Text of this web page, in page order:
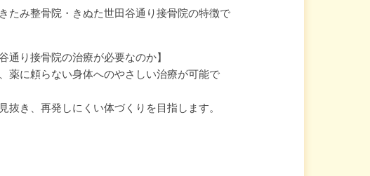
たみ整骨院・きぬた世田谷通り接骨院の特徴で
通り接骨院の治療が必要なのか】
薬に頼らない身体へのやさしい治療が可能で
き、再発しにくい体づくりを目指します。